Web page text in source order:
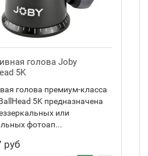
голова Joby
5K
голова премиум-класса
5K предназначена
или
фотоап...
руб